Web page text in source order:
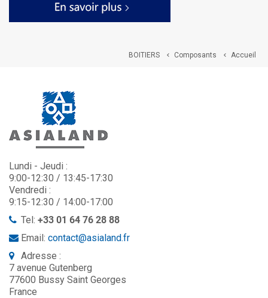
Accueil

Composants

BOITIERS
Lundi - Jeudi :
9:00-12:30 / 13:45-17:30
Vendredi :
9:15-12:30 / 14:00-17:00
Tel: +33 01 64 76 28 88
Email: contact@asialand.fr
Adresse :
7 avenue Gutenberg
77600 Bussy Saint Georges
France